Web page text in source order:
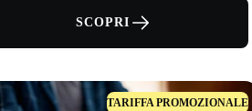
SCOPRI
TARIFFA PROMOZIONALE